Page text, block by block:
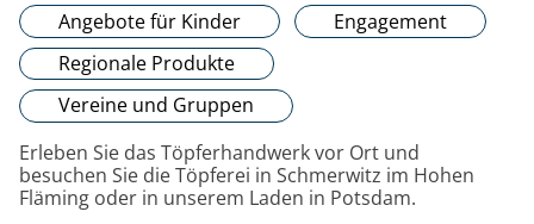
Angebote für Kinder
Engagement
Regionale Produkte
Vereine und Gruppen
Erleben Sie das Töpferhandwerk vor Ort und
besuchen Sie die Töpferei in Schmerwitz im Hohen
Fläming oder in unserem Laden in Potsdam.